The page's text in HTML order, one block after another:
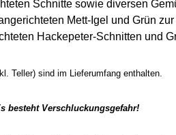
Schnitte sowie diversen
Mett-Igel und Grün
Hackepeter-Schnitten und
Teller) sind im Lieferumfang enthalten.
besteht Verschluckungsgefahr!